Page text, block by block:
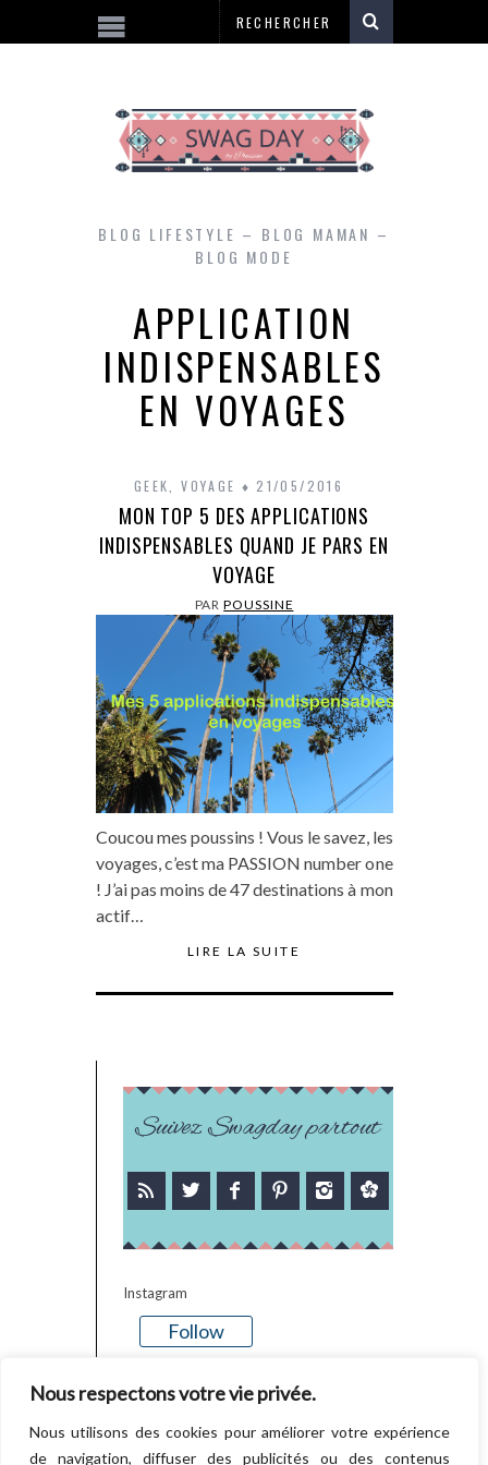
Nous respectons votre vie privée.
Nous utilisons des cookies pour améliorer votre expérience
de navigation, diffuser des publicités ou des contenus
BLOG LIFESTYLE – BLOG MAMAN –
BLOG MODE
APPLICATION
INDISPENSABLES
EN VOYAGES
GEEK ,VOYAGE 21/05/2016
MON TOP 5 DES APPLICATIONS
INDISPENSABLES QUAND JE PARS EN
VOYAGE
PARPOUSSINE
Coucou mes poussins ! Vous le savez, les
voyages, c’est ma PASSION number one
! J’ai pas moins de 47 destinations à mon
actif…
LIRE LA SUITE
Suivez Swagday partout
Instagram
Follow